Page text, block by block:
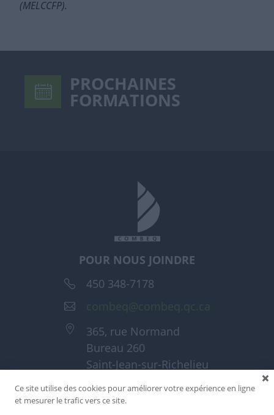
(MELCCFP).
PROCHAINES
FORMATIONS
POUR NOUS JOINDRE
450 348-7178
365, rue Normand
Bureau 260
Saint-Jean-sur-Richelieu
Ce site utilise des cookies pour améliorer votre expérience en ligne
et mesurer le trafic vers ce site.